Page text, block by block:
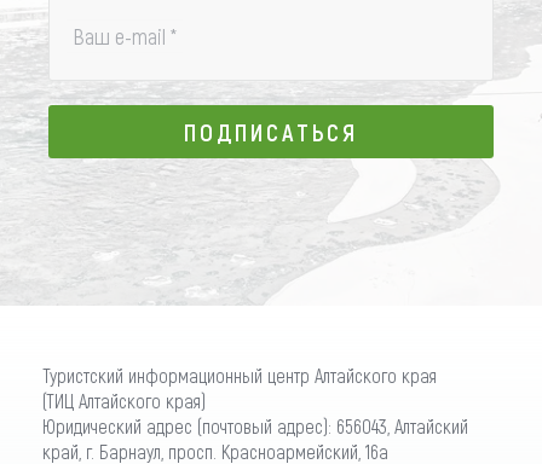
Ваш e-mail *
ПОДПИСАТЬСЯ
ПОДПИСАТЬСЯ
Туристский информационный центр Алтайского края
(ТИЦ Алтайского края)
Юридический адрес (почтовый адрес): 656043, Алтайский
край, г. Барнаул, просп. Красноармейский, 16а